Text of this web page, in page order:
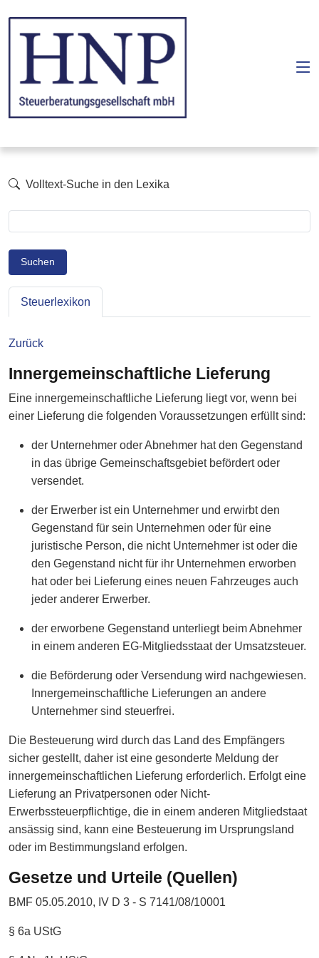
Volltext-Suche in den Lexika
Suchen
Steuerlexikon
Zurück
Innergemeinschaftliche Lieferung
Eine innergemeinschaftliche Lieferung liegt vor, wenn bei
einer Lieferung die folgenden Voraussetzungen erfüllt sind:
der Unternehmer oder Abnehmer hat den Gegenstand
in das übrige Gemeinschaftsgebiet befördert oder
versendet.
der Erwerber ist ein Unternehmer und erwirbt den
Gegenstand für sein Unternehmen oder für eine
juristische Person, die nicht Unternehmer ist oder die
den Gegenstand nicht für ihr Unternehmen erworben
hat oder bei Lieferung eines neuen Fahrzeuges auch
jeder anderer Erwerber.
der erworbene Gegenstand unterliegt beim Abnehmer
in einem anderen EG-Mitgliedsstaat der Umsatzsteuer.
die Beförderung oder Versendung wird nachgewiesen.
Innergemeinschaftliche Lieferungen an andere
Unternehmer sind steuerfrei.
Die Besteuerung wird durch das Land des Empfängers
sicher gestellt, daher ist eine gesonderte Meldung der
innergemeinschaftlichen Lieferung erforderlich. Erfolgt eine
Lieferung an Privatpersonen oder Nicht-
Erwerbssteuerpflichtige, die in einem anderen Mitgliedstaat
ansässig sind, kann eine Besteuerung im Ursprungsland
oder im Bestimmungsland erfolgen.
Gesetze und Urteile (Quellen)
BMF 05.05.2010, IV D 3 - S 7141/08/10001
§ 6a UStG